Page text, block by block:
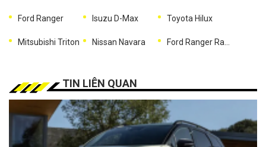
Ford Ranger Isuzu D-Max Toyota Hilux
Mitsubishi Triton Nissan Navara Ford Ranger Raptor
TIN LIÊN QUAN